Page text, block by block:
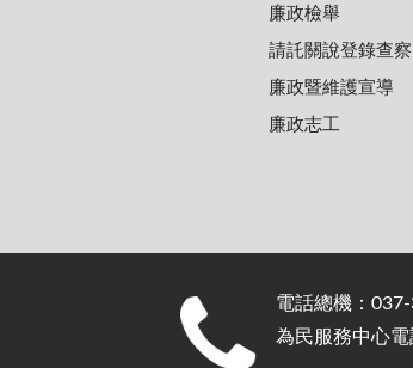
廉政檢舉
請託關說登錄查察
廉政暨維護宣導
廉政志工
電話總機：
為民服務中心